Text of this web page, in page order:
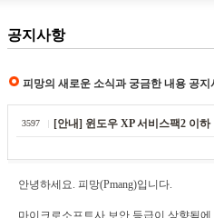
공지사항
피망의 새로운 소식과 궁금한 내용 공
3597 [안내] 윈도우 XP 서비스팩2 이하
안녕하세요. 피망(Pmang)입니다.
마이크로소프트사 보안 등급이 상향됨에